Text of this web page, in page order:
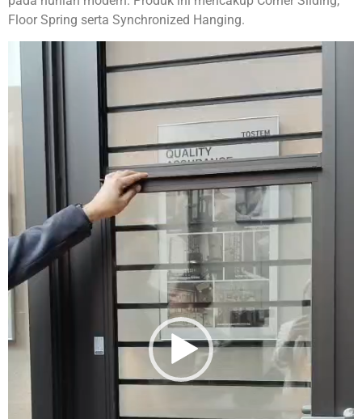
Floor Spring serta Synchronized Hanging.
Video
Player